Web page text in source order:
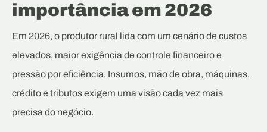
importância em 2026
Em 2026, o produtor rural lida com um cenário de custos
elevados, maior exigência de controle financeiro e
pressão por eficiência. Insumos, mão de obra, máquinas,
crédito e tributos exigem uma visão cada vez mais
precisa do negócio.